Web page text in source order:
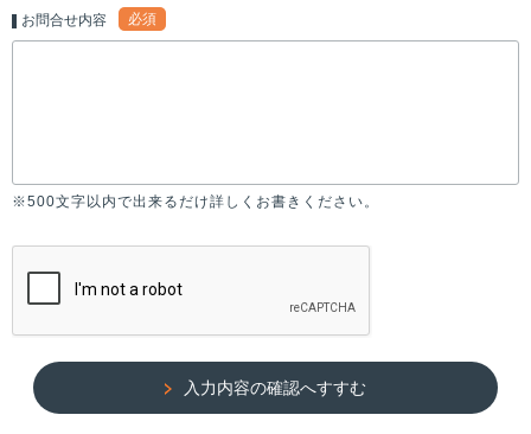
お問合せ内容 必須
※500文字以内で出来るだけ詳しくお書きください。
入力内容の確認へすすむ